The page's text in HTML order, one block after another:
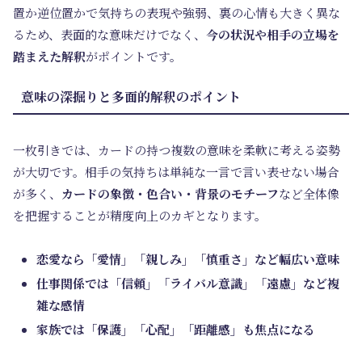
置か逆位置かで気持ちの表現や強弱、裏の心情も大きく異な
るため、表面的な意味だけでなく、 今の状況や相手の立場を
踏まえた解釈がポイントです。
意味の深掘りと多面的解釈のポイント
一枚引きでは、カードの持つ複数の意味を柔軟に考える姿勢
が大切です。相手の気持ちは単純な一言で言い表せない場合
が多く、 カードの象徴・色合い・背景のモチーフなど全体像
を把握することが精度向上のカギとなります。
恋愛なら「愛情」「親しみ」「慎重さ」など幅広い意味
仕事関係では「信頼」「ライバル意識」「遠慮」など複
雑な感情
家族では「保護」「心配」「距離感」も焦点になる